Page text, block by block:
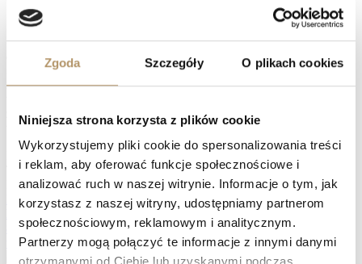
Zgoda Szczegóły O plikach cookies
Niniejsza strona korzysta z plików cookie
Wykorzystujemy pliki cookie do spersonalizowania treści
i reklam, aby oferować funkcje społecznościowe i
analizować ruch w naszej witrynie. Informacje o tym, jak
korzystasz z naszej witryny, udostępniamy partnerom
społecznościowym, reklamowym i analitycznym.
Partnerzy mogą połączyć te informacje z innymi danymi
Sąd Okręgowy w Gdańsku XVI Wydział Cywilny , referent
SSO Dorota Kołodziej wyrokiem z dnia 6.09.2022 r. (sygn.
akt: XVI Ca 1292/21) na rozprawie oddalił apelację mBank
S.A. od wyroku Sądu Rejonowego w Gdyni z dnia 27.09.2021
r. sygn. akt: I C 521/18 , w którym ustalono przesłankowo., iż
zasądził od mBanku S.A. na rzecz powódki kwotę 1800 zł.
tytułem zwrotu kosztów procesu.
Facebook
Twitter
LinkedIn
Prev5.09.2022 – Wygrana sprawa przeciwko Santander Bank
Polska S.A. – umowa kredytu nieważna w całości
8.09.2022 – Wygrana sprawa przeciwko PKO BP S.A. –
umowa kredytu nieważna w całościNastępny